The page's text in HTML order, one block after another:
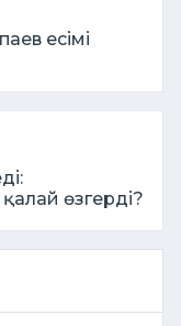
есімі
өзгерді?